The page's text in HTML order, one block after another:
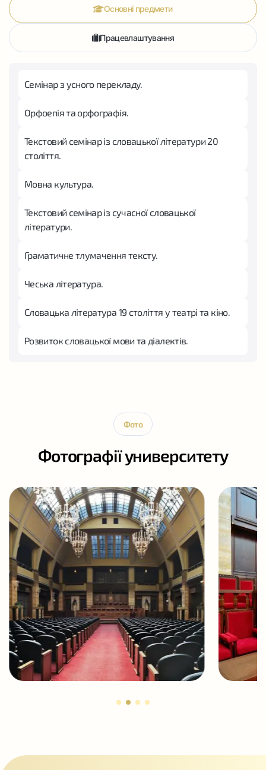
Основні предмети
Працевлаштування
Семінар з усного перекладу.
Орфоепія та орфографія.
Текстовий семінар із словацької літератури 20
століття.
Мовна культура.
Текстовий семінар із сучасної словацької
літератури.
Граматичне тлумачення тексту.
Чеська література.
Словацька література 19 століття у театрі та кіно.
Розвиток словацької мови та діалектів.
Фото
Фотографії университету